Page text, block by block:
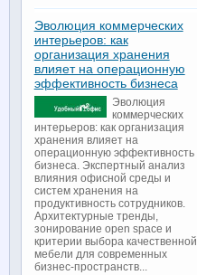
Эволюция коммерческих
интерьеров: как
организация хранения
влияет на операционную
эффективность бизнеса
Эволюция
коммерческих
интерьеров: как организация
хранения влияет на
операционную эффективность
бизнеса. Экспертный анализ
влияния офисной среды и
систем хранения на
продуктивность сотрудников.
Архитектурные тренды,
зонирование open space и
критерии выбора качественной
мебели для современных
бизнес-пространств...